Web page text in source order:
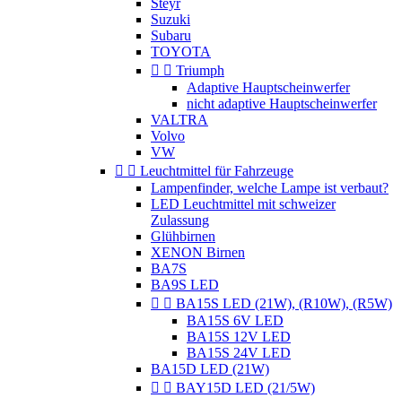
Steyr
Suzuki
Subaru
TOYOTA
  Triumph
Adaptive Hauptscheinwerfer
nicht adaptive Hauptscheinwerfer
VALTRA
Volvo
VW
  Leuchtmittel für Fahrzeuge
Lampenfinder, welche Lampe ist verbaut?
LED Leuchtmittel mit schweizer
Zulassung
Glühbirnen
XENON Birnen
BA7S
BA9S LED
  BA15S LED (21W), (R10W), (R5W)
BA15S 6V LED
BA15S 12V LED
BA15S 24V LED
BA15D LED (21W)
  BAY15D LED (21/5W)